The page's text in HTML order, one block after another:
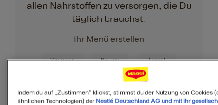
allen Nährstoffen zu versorgen, die Du
täglich brauchst.
Ihr Menü erstellen
Vorspeise Beilage Dessert
Indem du auf „Zustimmen“ klickst, stimmst du der Nutzung von Cookies
ähnlichen Technologien) der Nestlé Deutschland AG und mit ihr